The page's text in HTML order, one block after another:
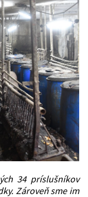
34 príslušníkov
Zároveň sme im